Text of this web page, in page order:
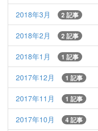
2018年3月 2 記事
2018年2月 2 記事
2018年1月 1 記事
2017年12月 1 記事
2017年11月 1 記事
2017年10月 4 記事